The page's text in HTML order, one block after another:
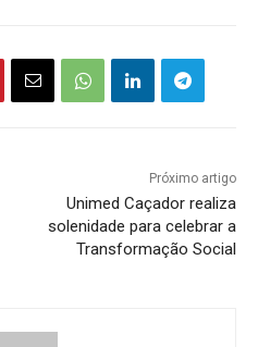
Próximo artigo
Unimed Caçador realiza
solenidade para celebrar a
Transformação Social